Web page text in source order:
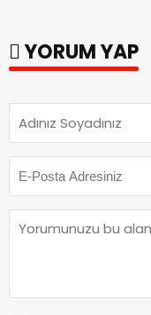
YORUM YAP